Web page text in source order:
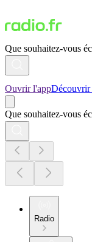
Que souhaitez-vous
Ouvrir l'appDécouvrir
Que souhaitez-vous
Radio